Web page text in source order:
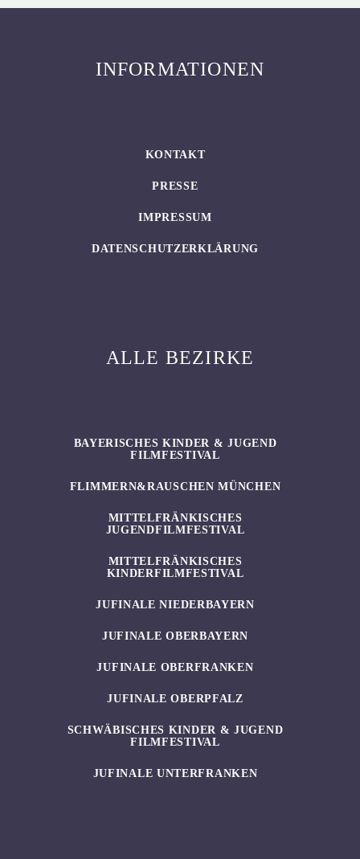
INFORMATIONEN
KONTAKT
PRESSE
IMPRESSUM
DATENSCHUTZERKLÄRUNG
ALLE BEZIRKE
BAYERISCHES KINDER & JUGEND
FILMFESTIVAL
FLIMMERN&RAUSCHEN MÜNCHEN
MITTELFRÄNKISCHES
JUGENDFILMFESTIVAL
MITTELFRÄNKISCHES
KINDERFILMFESTIVAL
JUFINALE NIEDERBAYERN
JUFINALE OBERBAYERN
JUFINALE OBERFRANKEN
JUFINALE OBERPFALZ
SCHWÄBISCHES KINDER & JUGEND
FILMFESTIVAL
JUFINALE UNTERFRANKEN